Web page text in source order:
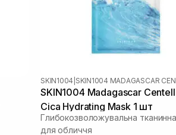
SKIN1004
SKIN1004 Madagascar
Cica Hydrating Mask 1 шт
Глибокозволожувальна
для обличчя